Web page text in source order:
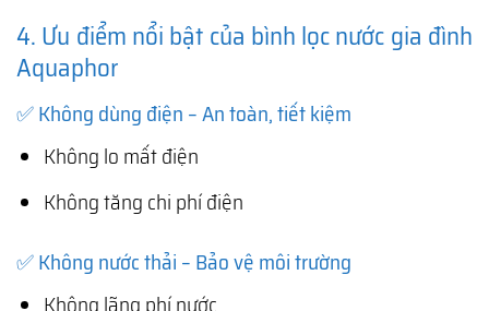
4. Ưu điểm nổi bật của bình lọc nước gia đình
Aquaphor
✅ Không dùng điện – An toàn, tiết kiệm
Không lo mất điện
Không tăng chi phí điện
✅ Không nước thải – Bảo vệ môi trường